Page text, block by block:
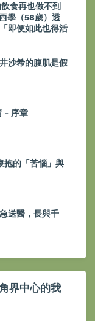
食再也做不到
學（58歲）透
即便如此也得活
沙希的腹肌是假
- 序章
抱的「苦惱」與
送醫，長與千
界中心的我